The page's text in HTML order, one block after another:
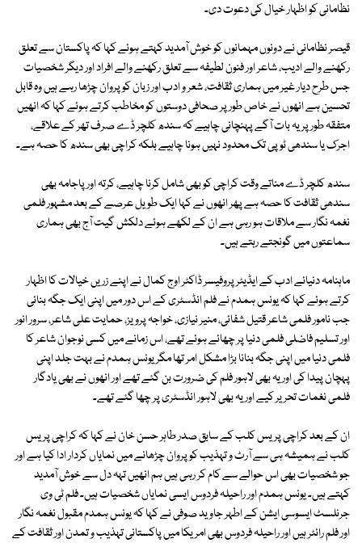
نظامانی کو اظہار خیال کی دعوت دی۔
قیصر نظامانی نے دونوں مہمانوں کو خوش آمدید کہتے ہوئے کہا کہ پاکستان سے تعلق
رکھنے والے ادیب، شاعر اور فنون لطیفہ سے تعلق رکھنے والے افراد اور دیگر شخصیات
جس طرح دیار غیر میں ہماری ثقافت، شعر و ادب اور زبان کو پروان چڑھا رہے ہیں وہ قابل
تحسین ہے انھوں نے خاص طور پر صحافی دوستوں کو مخاطب کرتے ہوئے کہا کہ انھیں
متفقہ طور پر یہ بات آگے پہنچانی چاہیے کہ سندھ کلچر ڈے صرف تھر کے علاقے،
اجرک یا سندھی ٹوپی تک محدود نہیں ہونا چاہیے بلکہ کراچی بھی سندھ کا حصہ ہے۔
سندھ کلچر ڈے مناتے وقت کراچی کو بھی شامل کرنا چاہیے، کرتہ اور پاجامہ بھی
سندھی ثقافت کا حصہ ہے پھر انھوں نے کہا ایک طویل عرصے کے بعد مشہور فلمی
نغمہ نگار سے ملاقات ہو رہی ہے ان کے لکھے ہوئے دلکش گیت آج بھی ہماری
سماعتوں میں گونجتے رہتے ہیں۔
ماہنامہ دنیائے ادب کے ایڈیٹر پروفیسر ڈاکٹر اوج کمال نے اپنے زریں خیالات کا اظہار
کرتے ہوئے کہا کہ یونس ہمدم نے فلم انڈسٹری کے اس دور میں اپنی ایک جگہ بنائی
جب نامور فلمی شاعر قتیل شفائی، منیر نیازی، خواجہ پرویز، حمایت علی شاعر، سرور انور
اور تسلیم فاضلی فلمی دنیا پر چھائے ہوئے تھے، اس زمانے میں کسی نوجوان شاعر کا
فلمی دنیا میں اپنی جگہ بنانا بڑا مشکل امر تھا مگر یونس ہمدم نے بہت جلد اپنی
پہچان پیدا کی اور یہ بھی لاہور فلم کی ضرورت بن گئے تھے اور انھوں نے بھی یادگار
فلمی نغمات تحریر کیے اور یہ بھی لاہور انڈسٹری پر چھا گئے تھے۔
ان کے بعد کراچی پریس کلب کے سابق صدر طاہر حسن خان نے کہا کہ کراچی پریس
کلب نے ہمیشہ ہی سے آرٹ و تہذیب کو پروان چڑھانے میں نمایاں کردار ادا کیا ہے اور
جو شخصیات بھی اس حوالے سے کام کر رہی ہیں ہم انھیں تہہ دل سے خوش آمدید
کہتے ہیں۔ یونس ہمدم اور راحیلہ فردوس ایسی نمایاں شخصیات ہیں۔ فلم ٹی وی
جرنلسٹ ایسوسی ایشن کے اطہر جاوید صوفی نے کہا کہ یونس ہمدم مقبول نغمہ نگار
اور فلم رائٹر ہیں اور راحیلہ فردوس بھی امریکا میں پاکستانی تہذیب و تمدن اور ثقافت کے